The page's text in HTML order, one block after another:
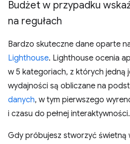
Budżet w przypadku
na regułach
Bardzo skuteczne dane oparte
Lighthouse. Lighthouse ocenia
w 5 kategoriach, z których jedną
wydajności są obliczane na
danych, w tym pierwszego
i czasu do pełnej interaktywności.
Gdy próbujesz stworzyć świetną